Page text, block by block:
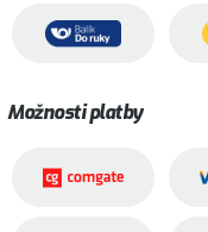
Možnosti platby